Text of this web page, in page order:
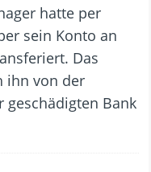
hatte per
sein Konto an
Das
ihn von der
geschädigten Bank